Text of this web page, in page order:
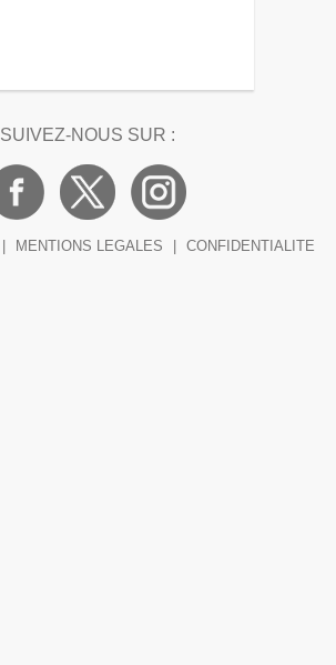
SUIVEZ-NOUS SUR :
MENTIONS LEGALES CONFIDENTIALITE